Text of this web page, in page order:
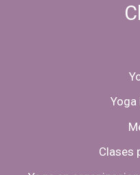
Yoga
Clases